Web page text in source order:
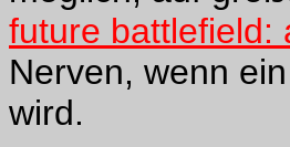
future battlefield:
Nerven, wenn
wird.